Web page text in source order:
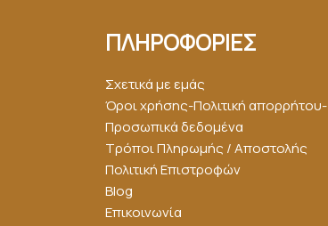
ΠΛΗΡΟΦΟΡΙΕΣ
Σχετικά με εμάς
Όροι χρήσης-Πολιτική απορρήτου-
Προσωπικά δεδομένα
Τρόποι Πληρωμής / Αποστολής
Πολιτική Επιστροφών
Blog
Επικοινωνία